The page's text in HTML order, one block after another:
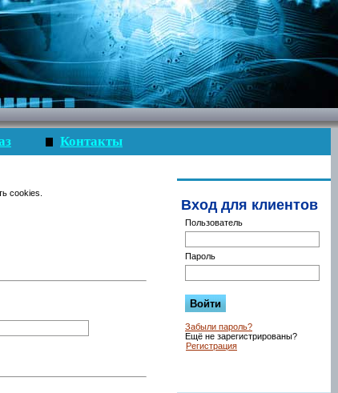
Контакты
cookies.
Вход для клиентов
Пользователь
Пароль
Забыли пароль?
Ещё не зарегистрированы?
Регистрация